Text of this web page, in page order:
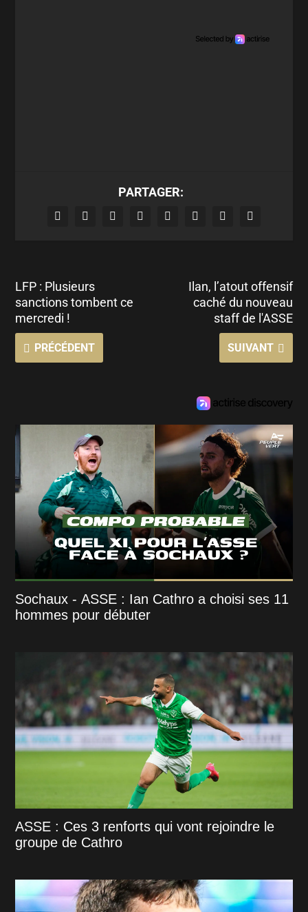
PARTAGER:
LFP : Plusieurs
sanctions tombent ce
mercredi !
PRÉCÉDENT
Ilan, l’atout offensif
caché du nouveau
staff de l'ASSE
SUIVANT
Sochaux - ASSE : Ian Cathro a choisi ses 11
hommes pour débuter
ASSE : Ces 3 renforts qui vont rejoindre le
groupe de Cathro